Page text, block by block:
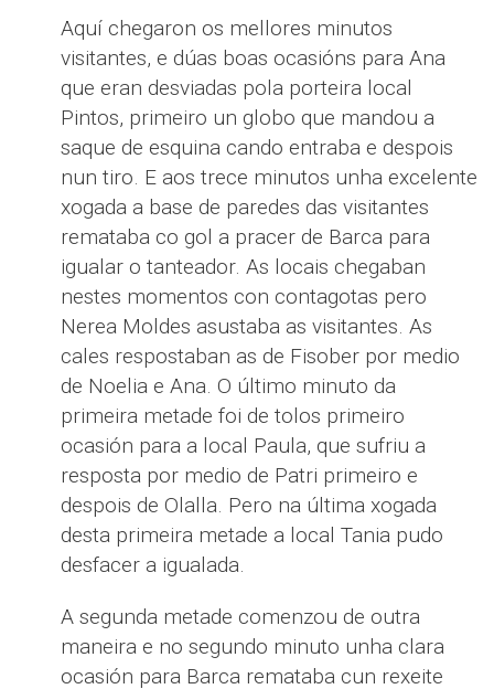
Aquí chegaron os mellores minutos
visitantes, e dúas boas ocasións para Ana
que eran desviadas pola porteira local
Pintos, primeiro un globo que mandou a
saque de esquina cando entraba e despois
nun tiro. E aos trece minutos unha excelente
xogada a base de paredes das visitantes
remataba co gol a pracer de Barca para
igualar o tanteador. As locais chegaban
nestes momentos con contagotas pero
Nerea Moldes asustaba as visitantes. As
cales respostaban as de Fisober por medio
de Noelia e Ana. O último minuto da
primeira metade foi de tolos primeiro
ocasión para a local Paula, que sufriu a
resposta por medio de Patri primeiro e
despois de Olalla. Pero na última xogada
desta primeira metade a local Tania pudo
desfacer a igualada.
A segunda metade comenzou de outra
maneira e no segundo minuto unha clara
ocasión para Barca remataba cun rexeite